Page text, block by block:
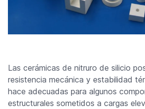
Las cerámicas de nitruro de silicio
resistencia mecánica y estabilidad
hace adecuadas para algunos
estructurales sometidos a cargas